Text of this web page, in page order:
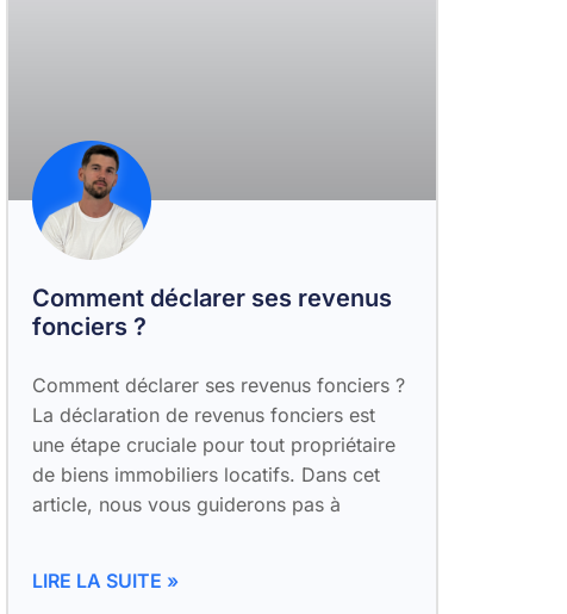
Comment déclarer ses revenus
fonciers ?
Comment déclarer ses revenus fonciers ?
La déclaration de revenus fonciers est
une étape cruciale pour tout propriétaire
de biens immobiliers locatifs. Dans cet
article, nous vous guiderons pas à
LIRE LA SUITE »